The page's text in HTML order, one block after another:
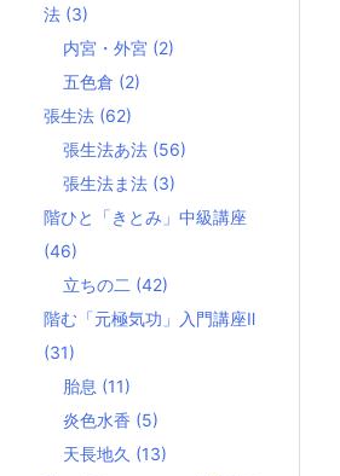
法 (3)
内宮・外宮 (2)
五色倉 (2)
張生法 (62)
張生法あ法 (56)
張生法ま法 (3)
階ひと「きとみ」中級講座
(46)
立ちの二 (42)
階む「元極気功」入門講座Ⅱ
(31)
胎息 (11)
炎色水香 (5)
天長地久 (13)